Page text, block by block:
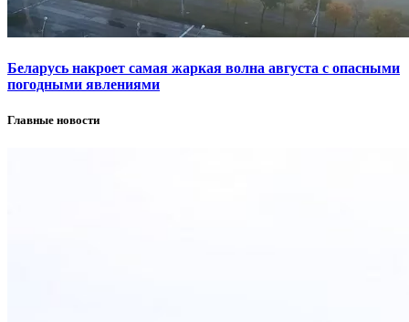
Беларусь накроет самая жаркая волна августа с опасными
погодными явлениями
Главные новости